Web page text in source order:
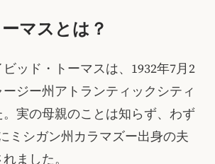
マスとは？
ッド・トーマスは、1932年7月2
ジー州アトランティックシティ
実の母親のことは知らず、わず
ミシガン州カラマズー出身の夫
ました。